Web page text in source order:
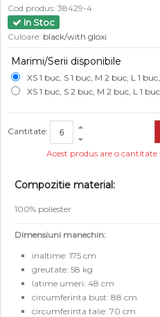
Cod produs: 38429-4
In Stoc
Culoare: black/with gloxi
Marimi/Serii disponibile
XS 1 buc, S 1 buc, M 2 buc, L 1
XS 1 buc, S 2 buc, M 2 buc, L 1 buc
Cantitate:
Acest produs are o
Compozitie material:
100% poliester
Dimensiuni manechin:
inaltime: 175 cm
greutate: 58 kg
latime umeri: 48 cm
circumferinta bust: 88 cm
circumferinta talie: 70 cm